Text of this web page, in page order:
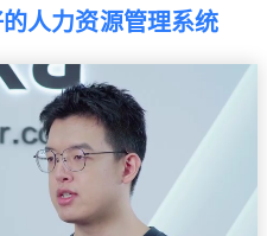
人力资源管理系统